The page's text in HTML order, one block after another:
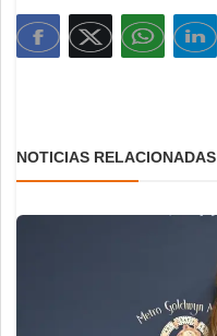
NOTICIAS RELACIONADAS